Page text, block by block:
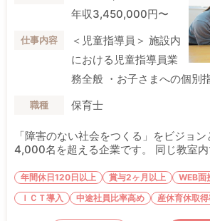
年収3,450,000円〜
仕事内容
＜児童指導員＞ 施設内
における児童指導員業
務全般 ・お子さまへの個別
職種 保育士
「障害のない社会をつくる」をビジョ
4,000名を超える企業です。 同じ教室内
年間休日120日以上 賞与2ヶ月以上 WEB面
ＩＣＴ導入
中途社員比率高め 産休育休取